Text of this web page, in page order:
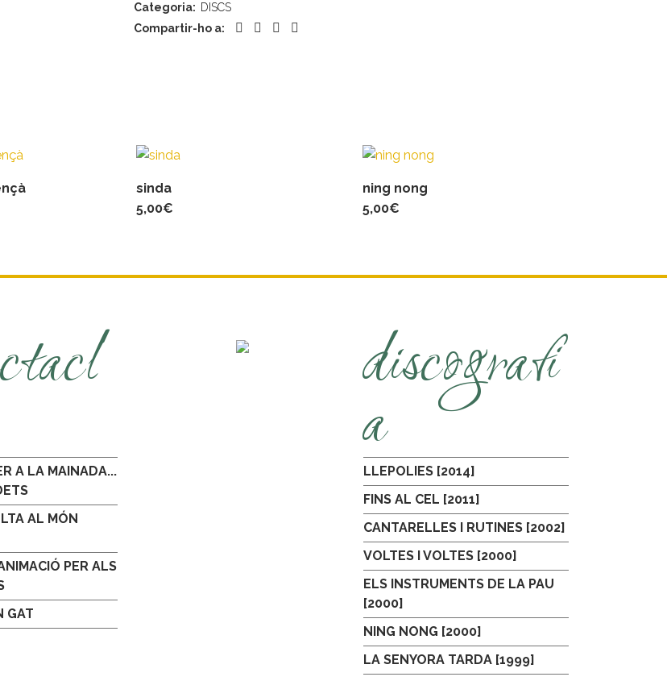
Categoria: DISCS
Compartir-ho a:
sinda
5,00€
ning nong
5,00€
A LA MAINADA...
AL MÓN
PER ALS
GAT
discografi
a
LLEPOLIES [2014]
FINS AL CEL [2011]
CANTARELLES I RUTINES [2002]
VOLTES I VOLTES [2000]
ELS INSTRUMENTS DE LA PAU
[2000]
NING NONG [2000]
LA SENYORA TARDA [1999]